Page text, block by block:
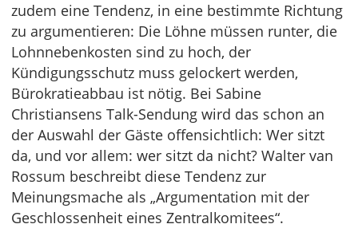
zudem eine Tendenz, in eine bestimmte Richtung
zu argumentieren: Die Löhne müssen runter, die
Lohnnebenkosten sind zu hoch, der
Kündigungsschutz muss gelockert werden,
Bürokratieabbau ist nötig. Bei Sabine
Christiansens Talk-Sendung wird das schon an
der Auswahl der Gäste offensichtlich: Wer sitzt
da, und vor allem: wer sitzt da nicht? Walter van
Rossum beschreibt diese Tendenz zur
Meinungsmache als „Argumentation mit der
Geschlossenheit eines Zentralkomitees“.